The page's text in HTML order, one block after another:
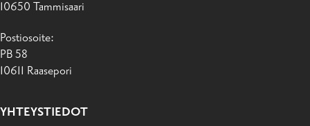
10650 Tammisaari
Postiosoite:
PB 58
10611 Raasepori
YHTEYSTIEDOT